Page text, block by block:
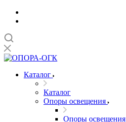
Каталог
Каталог
Опоры освещения
Опоры освещения